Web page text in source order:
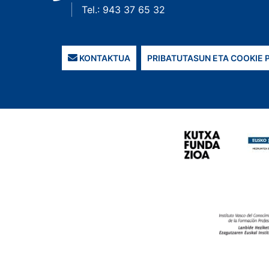
Tel.: 943 37 65 32
KONTAKTUA PRIBATUTASUN ETA COOKIE